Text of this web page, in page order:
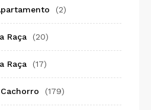
(2)
Raça (20)
Raça (17)
(179)